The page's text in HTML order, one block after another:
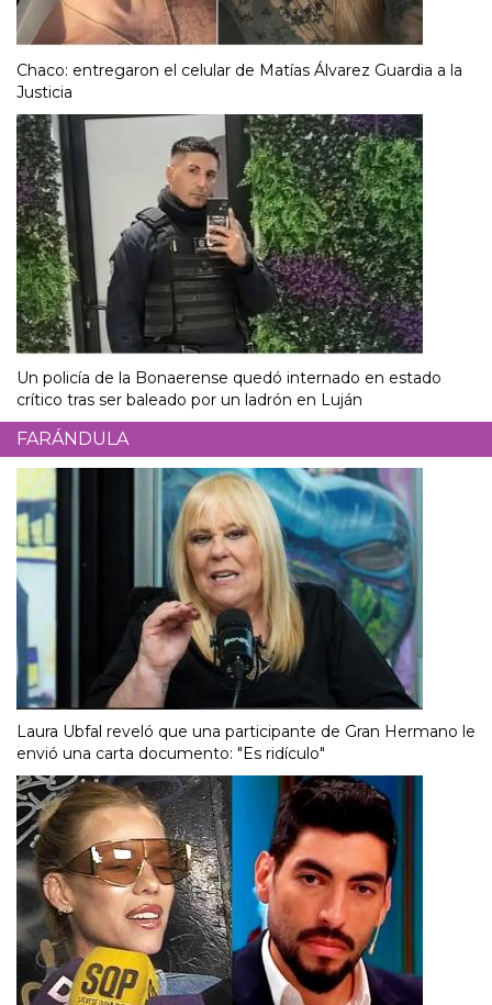
Chaco: entregaron el celular de Matías Álvarez Guardia a la
Justicia
Un policía de la Bonaerense quedó internado en estado
crítico tras ser baleado por un ladrón en Luján
FARÁNDULA
Laura Ubfal reveló que una participante de Gran Hermano le
envió una carta documento: "Es ridículo"